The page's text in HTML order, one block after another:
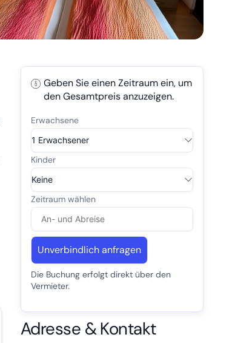
Geben Sie einen Zeitraum ein, um
den Gesamtpreis anzuzeigen.
Unverbindlich anfragen
Die Buchung erfolgt direkt über den
Vermieter.
Adresse & Kontakt